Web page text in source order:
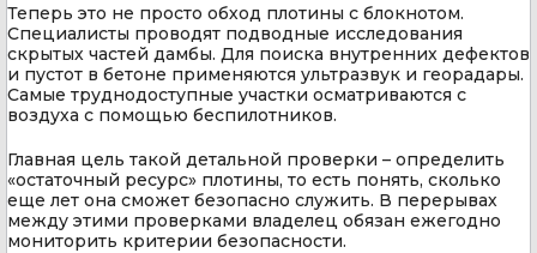
Теперь это не просто обход плотины с блокнотом.
Специалисты проводят подводные исследования
скрытых частей дамбы. Для поиска внутренних дефектов
и пустот в бетоне применяются ультразвук и георадары.
Самые труднодоступные участки осматриваются с
воздуха с помощью беспилотников.
Главная цель такой детальной проверки – определить
«остаточный ресурс» плотины, то есть понять, сколько
еще лет она сможет безопасно служить. В перерывах
между этими проверками владелец обязан ежегодно
мониторить критерии безопасности.